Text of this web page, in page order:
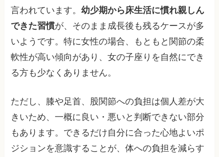
言われています。幼少期から床生活に慣れ親しん
できた習慣が、そのまま成長後も残るケースが多
いようです。特に女性の場合、もともと関節の柔
軟性が高い傾向があり、女の子座りを自然にでき
る方も少なくありません。
ただし、膝や足首、股関節への負担は個人差が大
きいため、一概に良い・悪いと判断できない部分
もあります。できるだけ自分に合った心地よいポ
ジションを意識することが、体への負担を減らす